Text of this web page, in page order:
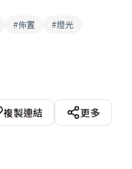
#佈置 #燈光
複製連結
更多